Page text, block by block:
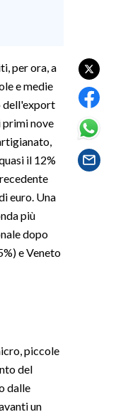
per ora, a
e medie
dell'export
primi nove
il 12%
euro. Una
più
dopo
e Veneto
piccole
del
dalle
un